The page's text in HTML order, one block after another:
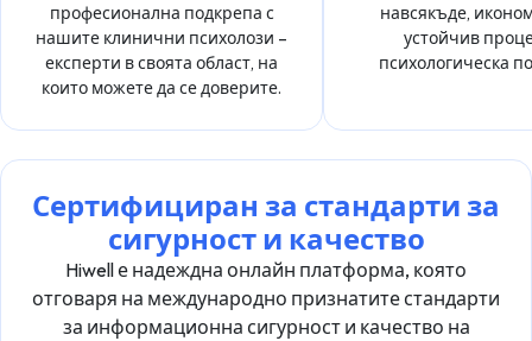
професионална подкрепа с
нашите клинични психолози –
експерти в своята област, на
които можете да се доверите.
навсякъде,
устойчив
психологическа
Сертифициран за стандарти за
сигурност и качество
Hiwell е надеждна онлайн платформа, която
отговаря на международно признатите стандарти
за информационна сигурност и качество на